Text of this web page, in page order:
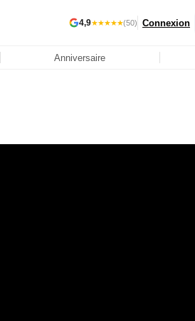
4,9★★★★★(50) Connexion
Anniversaire